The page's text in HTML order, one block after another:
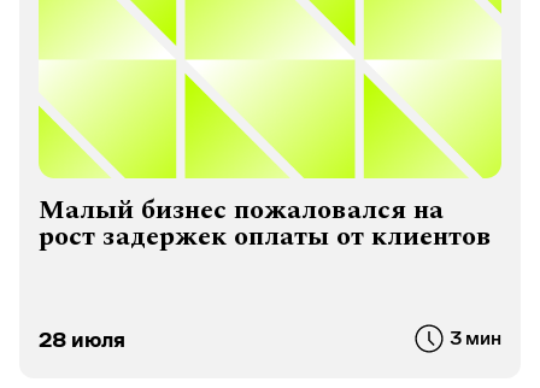
Малый бизнес пожаловался на
рост задержек оплаты от клиентов
28 июля 3 мин